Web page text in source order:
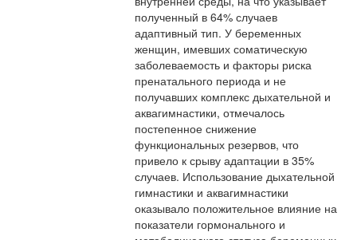
полученный в 64% случаев
адаптивный тип. У беременных
женщин, имевших соматическую
заболеваемость и факторы риска
пренатального периода и не
получавших комплекс дыхательной и
аквагимнастики, отмечалось
постепенное снижение
функциональных резервов, что
привело к срыву адаптации в 35%
случаев. Использование дыхательной
гимнастики и аквагимнастики
оказывало положительное влияние на
показатели гормонального и